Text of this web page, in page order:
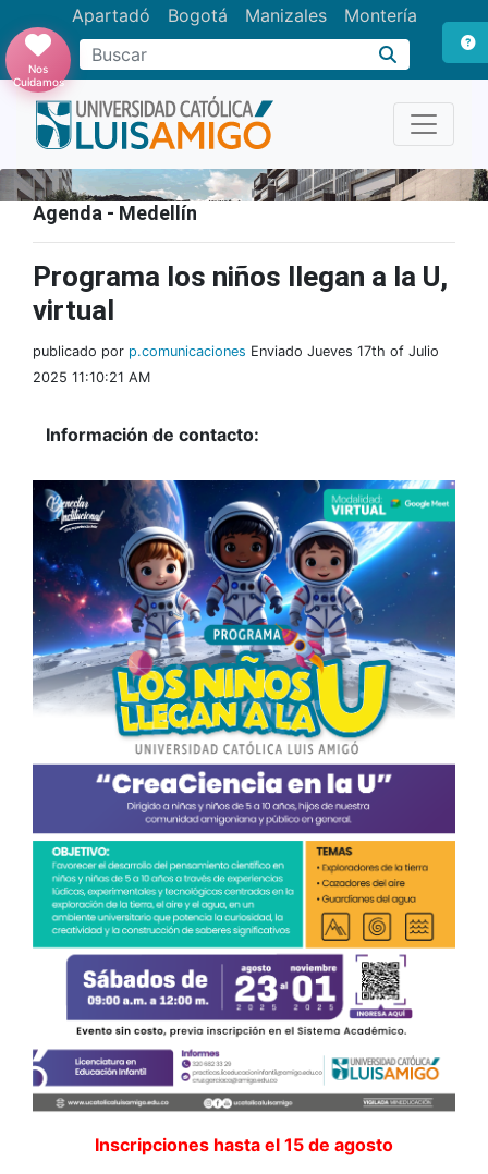
Apartadó Bogotá Manizales Montería
Buscar
Nos
Cuidamos
Agenda - Medellín
Programa los niños llegan a la U,
virtual
publicado por p.comunicaciones Enviado Jueves 17th of Julio
2025 11:10:21 AM
Información de contacto:
Inscripciones hasta el 15 de agosto